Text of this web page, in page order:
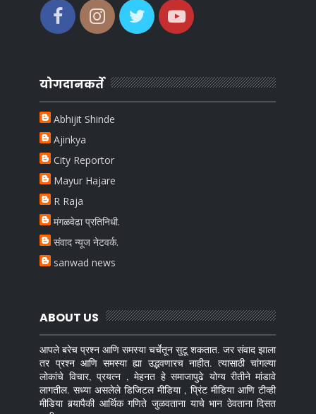
योगदानकर्ते
Abhijit Shinde
Ajinkya
City Reportor
Mayur Hajare
R Raja
मंगळवेढा प्रतिनिधी.
संवाद न्यूज नेटवर्क.
sanwad news
ABOUT US
आपले बरेच प्रश्न आणि समस्या चर्चेतून सुटू शकतात. जर संवाद झाला
तर प्रश्न आणि समस्या ह्या उद्भवणारच नाहीत. त्यासाठी चांगल्या
लोकांचे विचार, प्रयत्न , मेहनत हे समाजापुढे योग्य रीतीने मांडावे
लागतील. सध्या असलेले डिजिटल मीडिया , प्रिंट मीडिया आणि टीव्ही
मीडिया बर्‍यापैकी आर्थिक गणिते जुळवताना याचे भान ठेवताना दिसत